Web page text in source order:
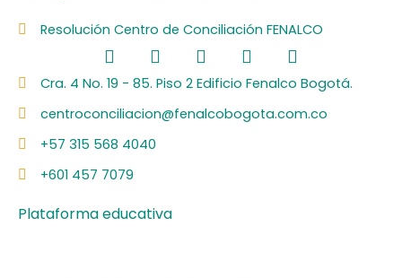
Resolución Centro de Conciliación FENALCO
F
a
c
e
b
o
o
k
L
i
n
e
d
i
I
n
s
t
a
Y
o
u
u
S
p
o
i
Cra. 4 No. 19 - 85. Piso 2 Edificio Fenalco Bogotá.
centroconciliacion@fenalcobogota.com.co
+57 315 568 4040
+601 457 7079
Plataforma educativa